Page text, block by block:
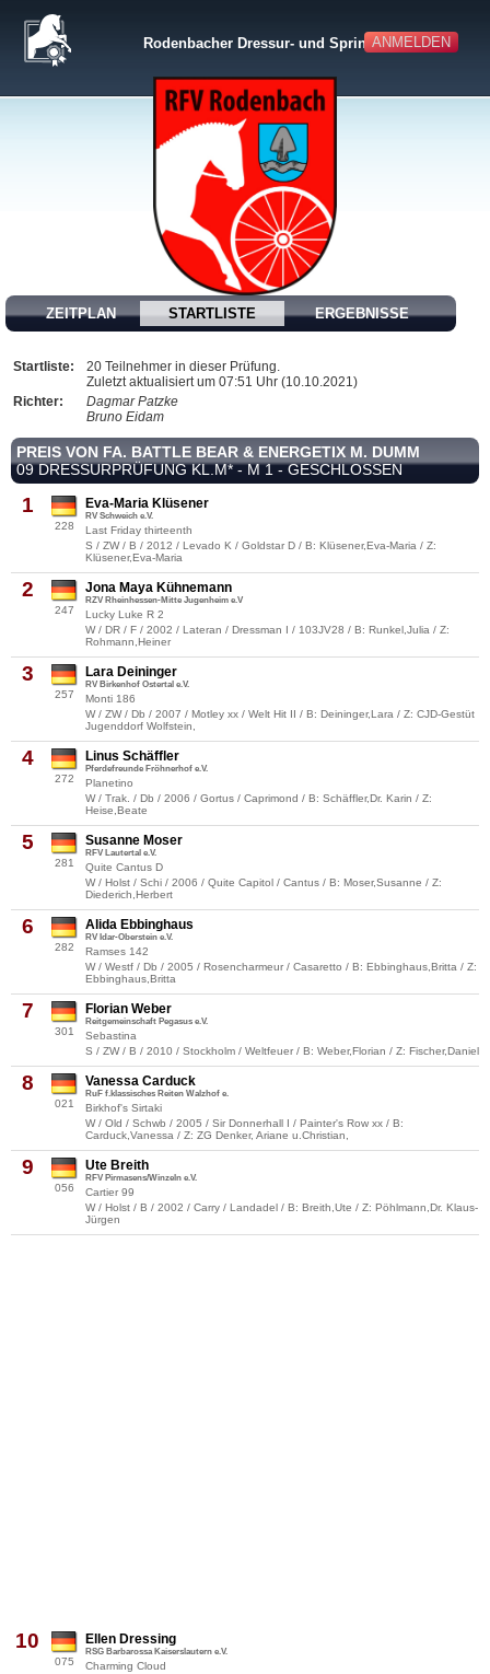
ANMELDEN
Rodenbacher Dressur- und Springturnier
ZEITPLAN STARTLISTE ERGEBNISSE
Startliste:
20 Teilnehmer in dieser Prüfung.
Zuletzt aktualisiert um 07:51 Uhr (10.10.2021)
Richter:
Dagmar Patzke
Bruno Eidam
PREIS VON FA. BATTLE BEAR & ENERGETIX M. DUMM
09 DRESSURPRÜFUNG KL.M* - M 1 - GESCHLOSSEN
1
228
Eva-Maria Klüsener
RV Schweich e.V.
Last Friday thirteenth
S / ZW / B / 2012 / Levado K / Goldstar D / B: Klüsener,Eva-Maria / Z:
Klüsener,Eva-Maria
2
247
Jona Maya Kühnemann
RZV Rheinhessen-Mitte Jugenheim e.V
Lucky Luke R 2
W / DR / F / 2002 / Lateran / Dressman I / 103JV28 / B: Runkel,Julia / Z:
Rohmann,Heiner
3
257
Lara Deininger
RV Birkenhof Ostertal e.V.
Monti 186
W / ZW / Db / 2007 / Motley xx / Welt Hit II / B: Deininger,Lara / Z: CJD-Gestüt
Jugenddorf Wolfstein,
4
272
Linus Schäffler
Pferdefreunde Fröhnerhof e.V.
Planetino
W / Trak. / Db / 2006 / Gortus / Caprimond / B: Schäffler,Dr. Karin / Z:
Heise,Beate
5
281
Susanne Moser
RFV Lautertal e.V.
Quite Cantus D
W / Holst / Schi / 2006 / Quite Capitol / Cantus / B: Moser,Susanne / Z:
Diederich,Herbert
6
282
Alida Ebbinghaus
RV Idar-Oberstein e.V.
Ramses 142
W / Westf / Db / 2005 / Rosencharmeur / Casaretto / B: Ebbinghaus,Britta / Z:
Ebbinghaus,Britta
7
301
Florian Weber
Reitgemeinschaft Pegasus e.V.
Sebastina
S / ZW / B / 2010 / Stockholm / Weltfeuer / B: Weber,Florian / Z: Fischer,Daniel
8
021
Vanessa Carduck
RuF f.klassisches Reiten Walzhof e.
Birkhof's Sirtaki
W / Old / Schwb / 2005 / Sir Donnerhall I / Painter's Row xx / B:
Carduck,Vanessa / Z: ZG Denker, Ariane u.Christian,
9
056
Ute Breith
RFV Pirmasens/Winzeln e.V.
Cartier 99
W / Holst / B / 2002 / Carry / Landadel / B: Breith,Ute / Z: Pöhlmann,Dr. Klaus-
Jürgen
10
075
Ellen Dressing
RSG Barbarossa Kaiserslautern e.V.
Charming Cloud